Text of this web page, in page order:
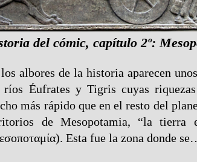
del cómic, capítulo 2º:
albores de la historia aparecen
ríos Éufrates y Tigris cuyas
más rápido que en el resto del
de Mesopotamia, “la tierra
Esta fue la zona donde